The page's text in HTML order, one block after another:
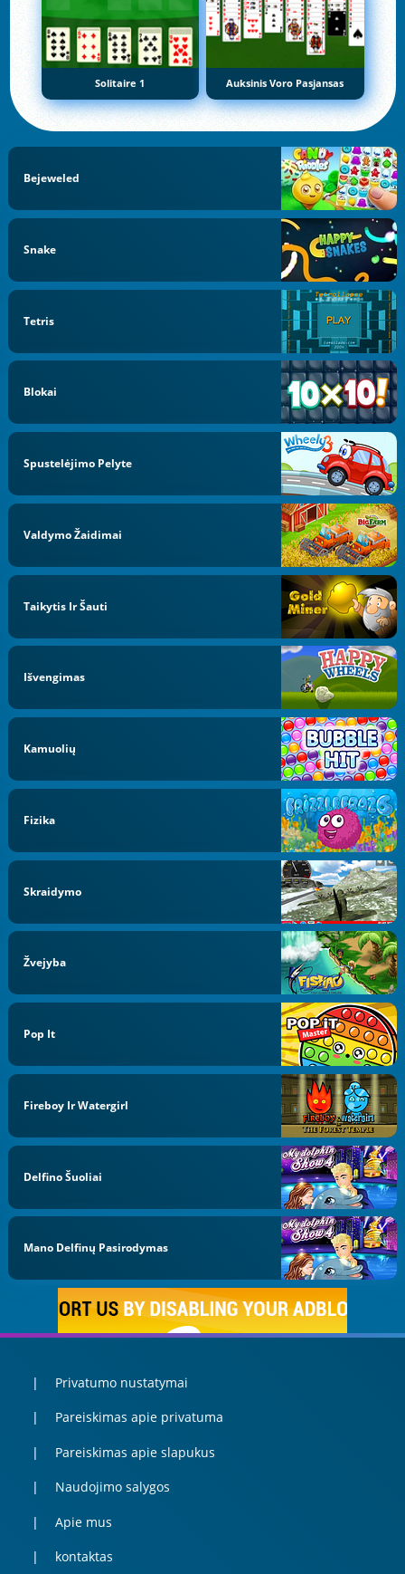
Solitaire 1 Auksinis Voro Pasjansas
Bejeweled
Snake
Tetris
Blokai
Spustelėjimo Pelyte
Valdymo Žaidimai
Taikytis Ir Šauti
Išvengimas
Kamuolių
Fizika
Skraidymo
Žvejyba
Pop It
Fireboy Ir Watergirl
Delfino Šuoliai
Mano Delfinų Pasirodymas
Privatumo nustatymai
Pareiskimas apie privatuma
Pareiskimas apie slapukus
Naudojimo salygos
Apie mus
kontaktas